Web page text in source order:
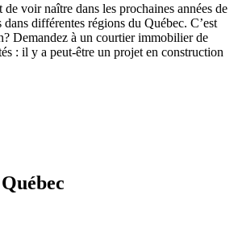
de voir naître dans les prochaines années de
différentes régions du Québec. C’est
Demandez à un courtier immobilier de
: il y a peut-être un projet en construction